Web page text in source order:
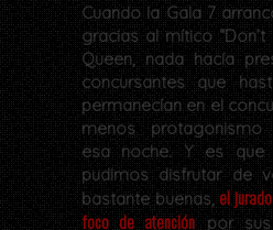
Cuando la Gala 7
gracias al mítico
Queen, nada hacía
concursantes que
permanecían en el
menos protagonismo
esa noche. Y es
pudimos disfrutar de
bastante buenas,el
foco de atenciónpor sus